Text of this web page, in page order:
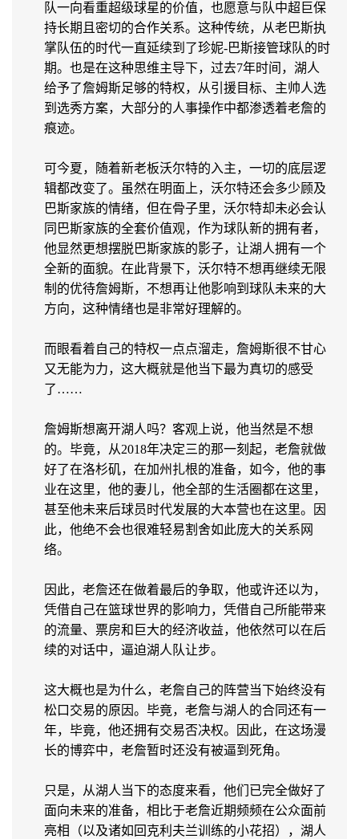
队一向看重超级球星的价值，也愿意与队中超巨保
持长期且密切的合作关系。这种传统，从老巴斯执
掌队伍的时代一直延续到了珍妮-巴斯接管球队的时
期。也是在这种思维主导下，过去7年时间，湖人
给予了詹姆斯足够的特权，从引援目标、主帅人选
到选秀方案，大部分的人事操作中都渗透着老詹的
痕迹。
可今夏，随着新老板沃尔特的入主，一切的底层逻
辑都改变了。虽然在明面上，沃尔特还会多少顾及
巴斯家族的情绪，但在骨子里，沃尔特却未必会认
同巴斯家族的全套价值观，作为球队新的拥有者，
他显然更想摆脱巴斯家族的影子，让湖人拥有一个
全新的面貌。在此背景下，沃尔特不想再继续无限
制的优待詹姆斯，不想再让他影响到球队未来的大
方向，这种情绪也是非常好理解的。
而眼看着自己的特权一点点溜走，詹姆斯很不甘心
又无能为力，这大概就是他当下最为真切的感受
了……
詹姆斯想离开湖人吗？客观上说，他当然是不想
的。毕竟，从2018年决定三的那一刻起，老詹就做
好了在洛杉矶，在加州扎根的准备，如今，他的事
业在这里，他的妻儿，他全部的生活圈都在这里，
甚至他未来后球员时代发展的大本营也在这里。因
此，他绝不会也很难轻易割舍如此庞大的关系网
络。
因此，老詹还在做着最后的争取，他或许还以为，
凭借自己在篮球世界的影响力，凭借自己所能带来
的流量、票房和巨大的经济收益，他依然可以在后
续的对话中，逼迫湖人队让步。
这大概也是为什么，老詹自己的阵营当下始终没有
松口交易的原因。毕竟，老詹与湖人的合同还有一
年，毕竟，他还拥有交易否决权。因此，在这场漫
长的博弈中，老詹暂时还没有被逼到死角。
只是，从湖人当下的态度来看，他们已完全做好了
面向未来的准备，相比于老詹近期频频在公众面前
亮相（以及诸如回克利夫兰训练的小花招），湖人